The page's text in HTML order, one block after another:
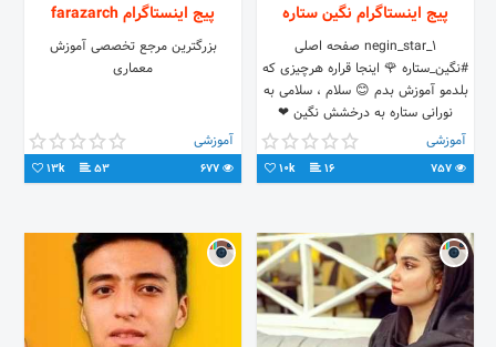
پیج اینستاگرام نگین ستاره
negin_star_1 صفحه اصلی
#نگین_ستاره 🌹 اینجا قراره هرچیزی که
بلدمو آموزش بدم 😊 سلام ، سلامی به
نورانی ستاره به درخشش نگین ❤
آموزشی
16
10k
پیج اینستاگرام farazarch
بزرگترین مرجع تخصصی آموزش
معماری
آموزشی
53
13k